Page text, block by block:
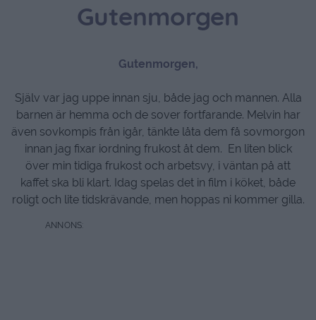
Gutenmorgen
Gutenmorgen,
Själv var jag uppe innan sju, både jag och mannen. Alla
barnen är hemma och de sover fortfarande. Melvin har
även sovkompis från igår, tänkte låta dem få sovmorgon
innan jag fixar iordning frukost åt dem. En liten blick
över min tidiga frukost och arbetsvy, i väntan på att
kaffet ska bli klart. Idag spelas det in film i köket, både
roligt och lite tidskrävande, men hoppas ni kommer gilla.